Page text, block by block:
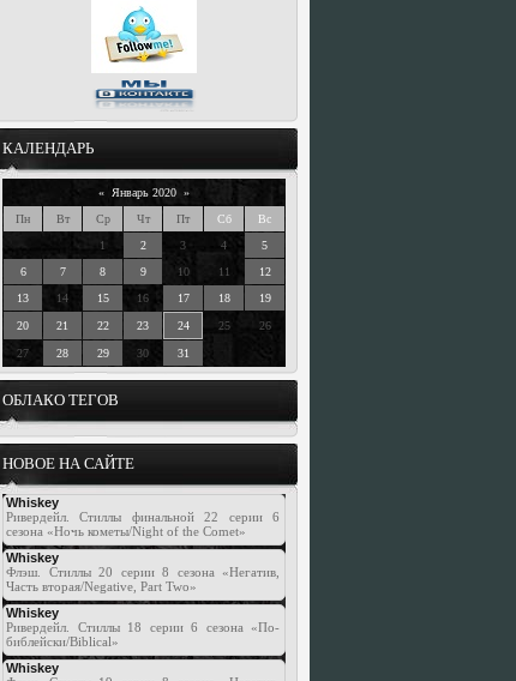
КАЛЕНДАРЬ
« Январь 2020 »
Пн
Вт Ср Чт Пт Сб
Вс
1
2 3 4
5
6
7 8 9 10 11
12
13
14 15 16 17 18 19
20 21 22 23 24 25 26
27 28 29 30 31
ОБЛАКО ТЕГОВ
НОВОЕ НА САЙТЕ